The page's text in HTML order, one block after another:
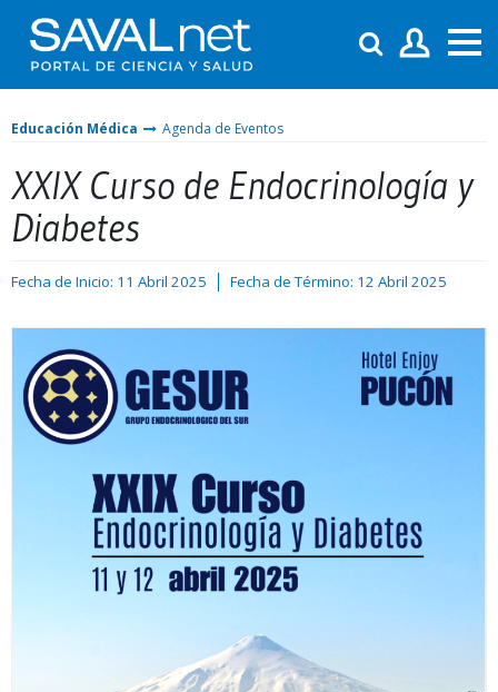
Educación Médica Agenda de Eventos
XXIX Curso de Endocrinología y
Diabetes
Fecha de Inicio: 11 Abril 2025 Fecha de Término: 12 Abril 2025